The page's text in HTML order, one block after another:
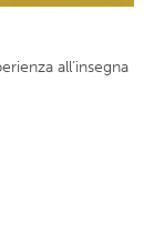
all’insegna